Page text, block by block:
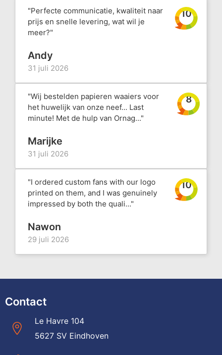
"Perfecte communicatie, kwaliteit naar
prijs en snelle levering, wat wil je
meer?"
10
Andy
31 juli 2026
"Wij bestelden papieren waaiers voor
het huwelijk van onze neef... Last
minute! Met de hulp van Ornag..."
8
Marijke
31 juli 2026
"I ordered custom fans with our logo
printed on them, and I was genuinely
impressed by both the quali..."
10
Nawon
29 juli 2026
Contact
Le Havre 104
5627 SV Eindhoven